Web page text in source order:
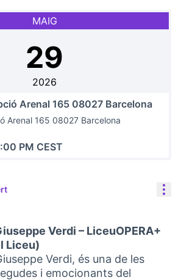
MAIG
29
2026
Arenal 165 08027 Barcelona
Arenal 165 08027 Barcelona
PM CEST
Verdi – LiceuOPERA+
Liceu)
Verdi, és una de les
i emocionants del